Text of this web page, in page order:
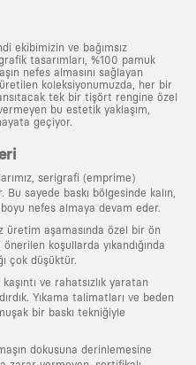
ekibimizin ve bağımsız
tasarımları, %100 pamuk
nefes almasını sağlayan
koleksiyonumuzda, her bir
tek bir tişört rengine özel
bu estetik yaklaşım,
geçiyor.
serigrafi (emprime)
sayede baskı bölgesinde kalın,
nefes almaya devam eder.
üretim aşamasında özel bir ön
koşullarda yıkandığında
çok düşüktür.
kaşıntı ve rahatsızlık yaratan
Yıkama talimatları ve beden
bir baskı tekniğiyle
dokusuna derinlemesine